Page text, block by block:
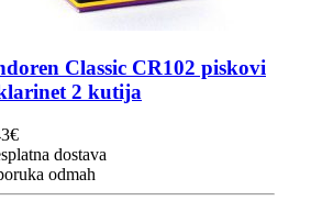
Classic CR102 piskovi
2 kutija
€
dostava
odmah